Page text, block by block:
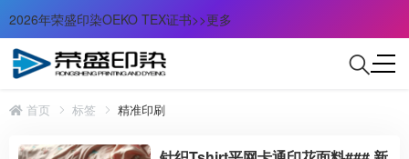
2026年荣盛印染OEKO TEX证书>>更多
首页 标签 精准印刷